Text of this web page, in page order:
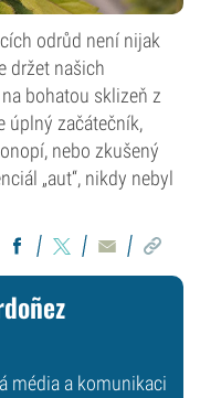
odrůd není nijak
držet našich
bohatou sklizeň z
úplný začátečník,
nebo zkušený
„aut“, nikdy nebyl
média a komunikaci